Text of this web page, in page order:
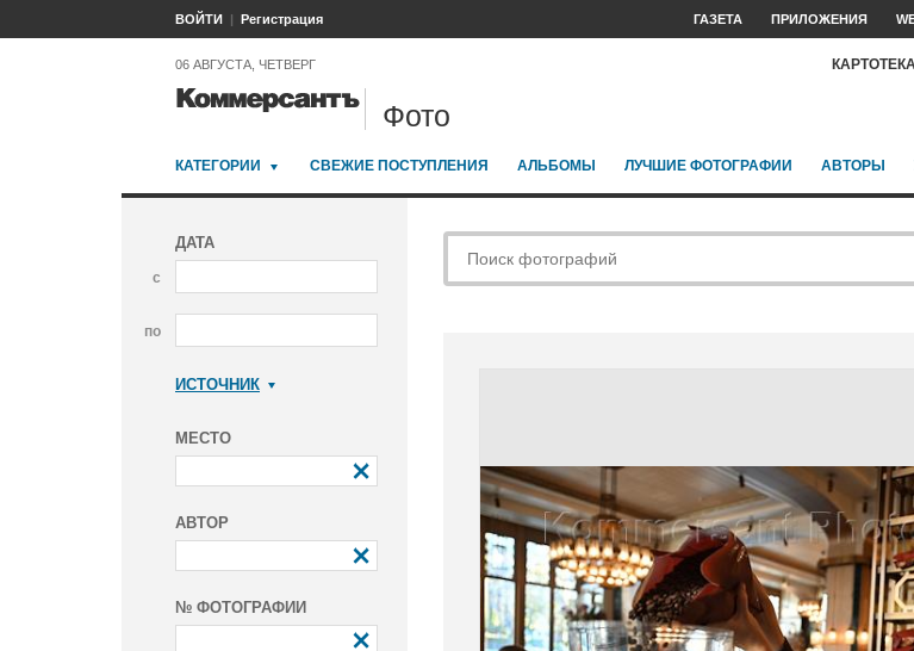
ВОЙТИ Регистрация ГАЗЕТА ПРИЛОЖЕНИЯ
06 АВГУСТА, ЧЕТВЕРГ КАРТОТЕКА
Фото
КАТЕГОРИИ СВЕЖИЕ ПОСТУПЛЕНИЯ АЛЬБОМЫ ЛУЧШИЕ ФОТОГРАФИИ АВТОРЫ
ДАТА
с
по
ИСТОЧНИК
МЕСТО
АВТОР
№ ФОТОГРАФИИ